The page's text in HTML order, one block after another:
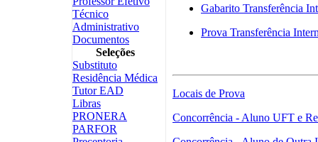
Técnico
Administrativo
Documentos
Seleções
Substituto
Residência Médica
Tutor EAD
Libras
PRONERA
PARFOR
Gabarito Transferência
Prova Transferência
Locais de Prova
Concorrência - Aluno UFT e